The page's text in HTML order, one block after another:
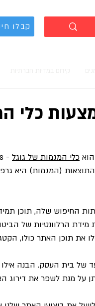
קבלו
כלי
כלי המגמות של גוגל
(המגמות) היא
החיפוש שלה, תוכן
הרלוונטיות של
את תוכן האתר כולו,
בית העסק. הבנה אילו
על מנת לשפר את דירוג